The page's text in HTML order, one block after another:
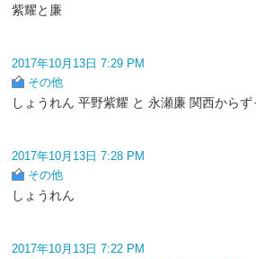
紫耀と廉
2017年10月13日 7:29 PM
その他
しょうれん 平野紫耀 と 永瀬廉 関西から
2017年10月13日 7:28 PM
その他
しょうれん
2017年10月13日 7:22 PM